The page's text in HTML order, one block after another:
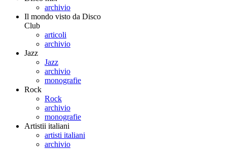
archivio
Il mondo visto da Disco
Club
articoli
archivio
Jazz
Jazz
archivio
monografie
Rock
Rock
archivio
monografie
Artistii italiani
artisti italiani
archivio